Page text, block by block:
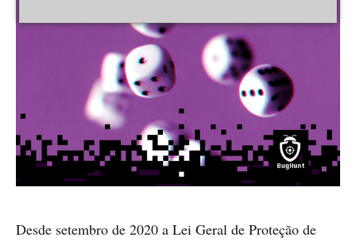
Desde setembro de 2020 a Lei Geral de Proteção de